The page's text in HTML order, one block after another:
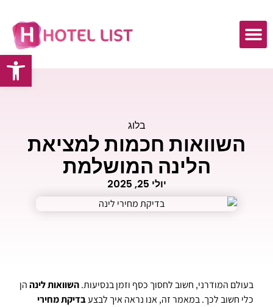
בלוג
השוואות חכמות למציאת
הלינה המושלמת
יולי 25, 2025
בעולם המודרני, חשוב לחסוך כסף וזמן בנסיעות.השוואות לינההן
כלי חשוב לכך. במאמר זה, אנו נראה איך לבצעבדיקת מחירי